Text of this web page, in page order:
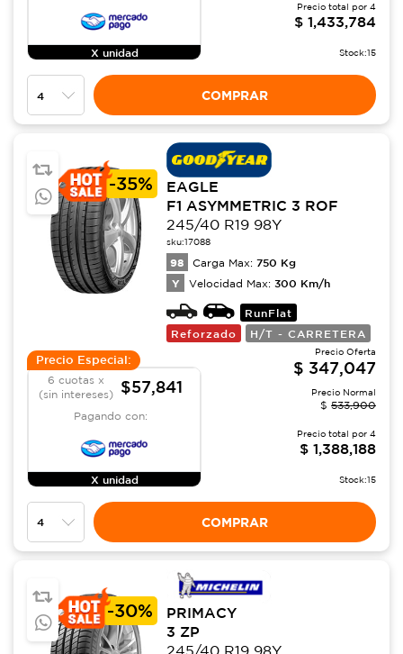
X unidad
Precio total por 4
$ 1,433,784
Stock:15
COMPRAR
-35%
EAGLE
F1 ASYMMETRIC 3 ROF
245/40 R19 98Y
sku:17088
98 Carga Max: 750 Kg
Y Velocidad Max: 300 Km/h
RunFlat
Reforzado
H/T - CARRETERA
Precio Especial:
6 cuotas x
(sin intereses)
$57,841
Pagando con:
X unidad
Precio Oferta
$ 347,047
Precio Normal
$ 533,900
Precio total por 4
$ 1,388,188
Stock:15
COMPRAR
-30%
PRIMACY
3 ZP
245/40 R19 98Y